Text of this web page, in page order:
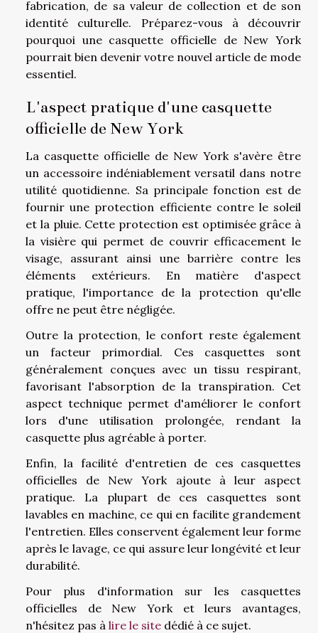
fabrication, de sa valeur de collection et de son
identité culturelle. Préparez-vous à découvrir
pourquoi une casquette officielle de New York
pourrait bien devenir votre nouvel article de mode
essentiel.
L'aspect pratique d'une casquette
officielle de New York
La casquette officielle de New York s'avère être
un accessoire indéniablement versatil dans notre
utilité quotidienne. Sa principale fonction est de
fournir une protection efficiente contre le soleil
et la pluie. Cette protection est optimisée grâce à
la visière qui permet de couvrir efficacement le
visage, assurant ainsi une barrière contre les
éléments extérieurs. En matière d'aspect
pratique, l'importance de la protection qu'elle
offre ne peut être négligée.
Outre la protection, le confort reste également
un facteur primordial. Ces casquettes sont
généralement conçues avec un tissu respirant,
favorisant l'absorption de la transpiration. Cet
aspect technique permet d'améliorer le confort
lors d'une utilisation prolongée, rendant la
casquette plus agréable à porter.
Enfin, la facilité d'entretien de ces casquettes
officielles de New York ajoute à leur aspect
pratique. La plupart de ces casquettes sont
lavables en machine, ce qui en facilite grandement
l'entretien. Elles conservent également leur forme
après le lavage, ce qui assure leur longévité et leur
durabilité.
Pour plus d'information sur les casquettes
officielles de New York et leurs avantages,
n'hésitez pas à lire le site dédié à ce sujet.